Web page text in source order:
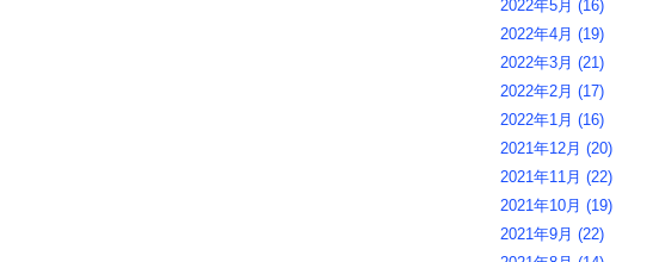
2022年5月 (16)
2022年4月 (19)
2022年3月 (21)
2022年2月 (17)
2022年1月 (16)
2021年12月 (20)
2021年11月 (22)
2021年10月 (19)
2021年9月 (22)